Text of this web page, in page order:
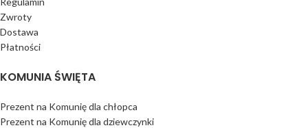
Zwroty
Dostawa
Płatności
KOMUNIA ŚWIĘTA
Prezent na Komunię dla chłopca
Prezent na Komunię dla dziewczynki